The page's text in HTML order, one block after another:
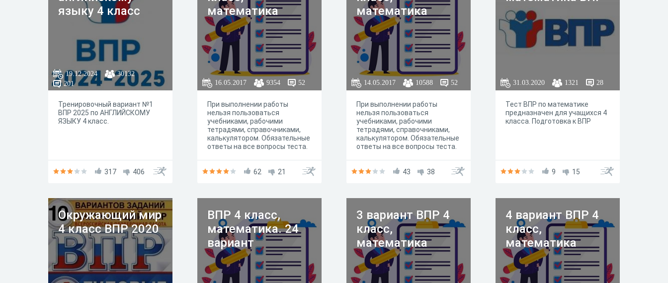
языку 4 класс
19.12.2024
30132
201
Тренировочный вариант №1
ВПР 2025 по АНГЛИЙСКОМУ
ЯЗЫКУ 4 класс.
317 406
математика
16.05.2017 9354 52
При выполнении работы
нельзя пользоваться
учебниками, рабочими
тетрадями, справочниками,
калькулятором. Обязательные
ответы на все вопросы теста.
62 21
математика
14.05.2017 10588 52
При выполнении работы
нельзя пользоваться
учебниками, рабочими
тетрадями, справочниками,
калькулятором. Обязательные
ответы на все вопросы теста.
43 38
31.03.2020 1321 28
Тест ВПР по математике
предназначен для учащихся 4
класса. Подготовка к ВПР
9 15
Окружающий мир
4 класс ВПР 2020
ВПР 4 класс,
математика. 24
вариант
3 вариант ВПР 4
класс,
математика
4 вариант ВПР 4
класс,
математика